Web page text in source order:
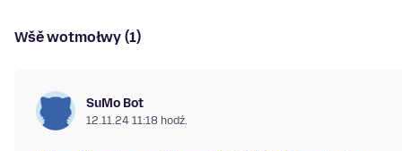
Wšě wotmołwy (1)
SuMo Bot
12.11.24 11:18 hodź.